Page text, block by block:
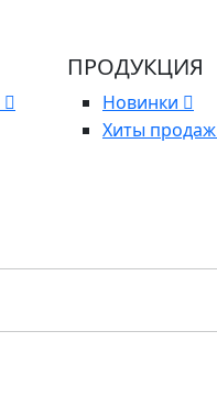
ПРОДУКЦИЯ
Новинки
Хиты продаж